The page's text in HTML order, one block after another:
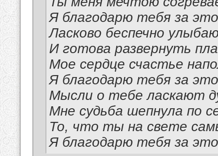
Я благодарю тебя за
Ласково беспечно
И готова развернуть
Мое сердце счастье
Я благодарю тебя за
Мысли о тебе ласкают
Мне судьба шепнула по
То, что ты на свете
Я благодарю тебя за